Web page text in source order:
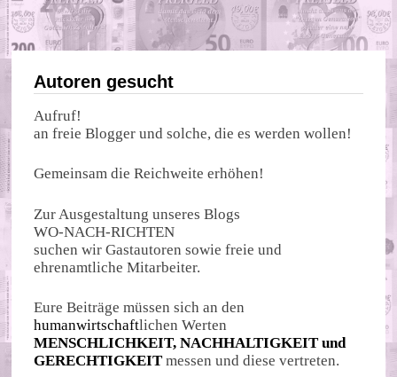
Autoren gesucht
Aufruf!
an freie Blogger und solche, die es werden wollen!
Gemeinsam die Reichweite erhöhen!
Zur Ausgestaltung unseres Blogs
WO-NACH-RICHTEN
suchen wir Gastautoren sowie freie und
ehrenamtliche Mitarbeiter.
Eure Beiträge müssen sich an den
humanwirtschaftlichen Werten
MENSCHLICHKEIT, NACHHALTIGKEIT und
GERECHTIGKEIT messen und diese vertreten.